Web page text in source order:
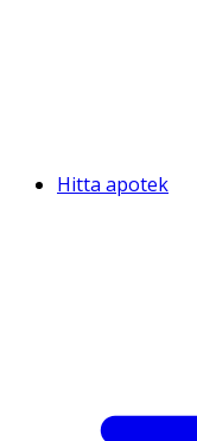
Hitta apotek